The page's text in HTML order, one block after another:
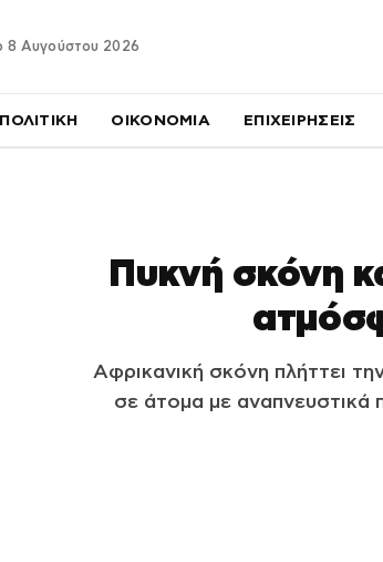
8 Αυγούστου 2026
ΠΟΛΙΤΙΚΗ ΟΙΚΟΝΟΜΙΑ ΕΠΙΧΕΙΡΗΣΕΙΣ
Πυκνή σκόνη
Αφρικανική σκόνη πλήττει
σε άτομα με